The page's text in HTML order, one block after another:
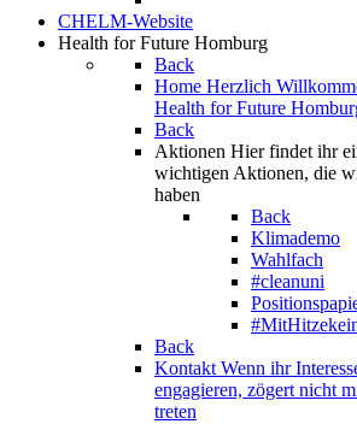
CHELM-Website
Health for Future Homburg
Back
Home Herzlich
Health for Future
Back
Aktionen Hier findet ihr
wichtigen Aktionen, die
haben
Back
Klimademo
Wahlfach
#cleanuni
Back
Kontakt Wenn ihr
engagieren, zögert nicht
treten